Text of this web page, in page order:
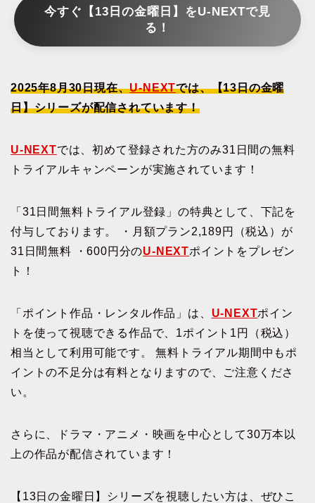
今すぐ【13日の金曜日】をU-NEXTで見
る！
2025年8月30日現在、U-NEXTでは、【13日の金曜
日】シリーズが配信されています！
U-NEXTでは、初めて登録された方のみ31日間の無料
トライアルキャンペーンが実施されています！
「31日間無料トライアル登録」の特典として、下記を
付与しております。 ・月額プラン2,189円（税込）が
31日間無料 ・600円分のU-NEXTポイントをプレゼン
ト！
「ポイント作品・レンタル作品」は、 U-NEXTポイン
トを使って視聴できる作品で、1ポイント1円（税込）
相当として利用可能です。 無料トライアル期間中もポ
イントの不足分は有料となりますので、ご注意くださ
い。
さらに、ドラマ・アニメ・映画を中心として30万本以
上の作品が配信されています！
【13日の金曜日】シリーズを視聴したい方は、ぜひこ